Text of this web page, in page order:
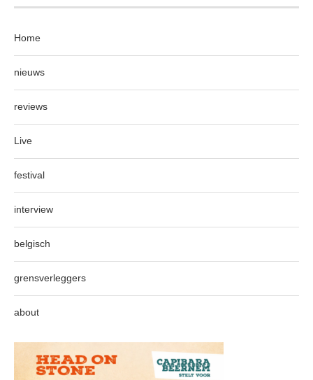
Home
nieuws
reviews
Live
festival
interview
belgisch
grensverleggers
about